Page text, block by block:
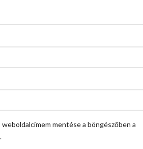
weboldalcímem mentése a böngészőben a